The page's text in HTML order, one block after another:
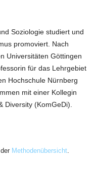
Soziologie studiert und
promoviert. Nach
Universitäten Göttingen
für das Lehrgebiet
Hochschule Nürnberg
mit einer Kollegin
Diversity (KomGeDi).
Methodenübersicht